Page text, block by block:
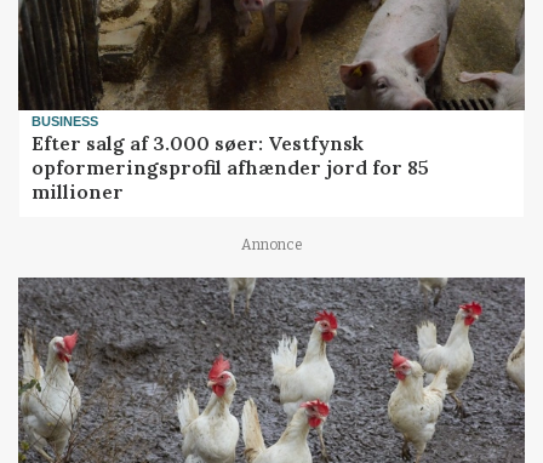
BUSINESS
Efter salg af 3.000 søer: Vestfynsk
opformeringsprofil afhænder jord for 85
millioner
Annonce